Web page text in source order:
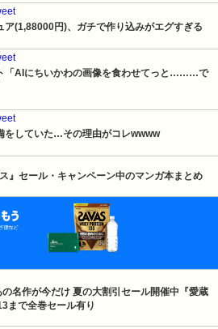
ア(1,88000円)、ガチで作り込みがエグすぎる
「AIにちいかわの画像を食わせてっと………で
をしていた…その理由がコレwwww
』セール・キャンペーン中のマンガ本まとめ
の名作が今だけ 夏の大割引セール開催中『愛蔵
まで全巻セール有り